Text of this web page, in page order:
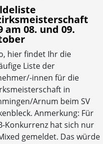
am 08. und 09.
hier findet Ihr die
Liste der
innen für die
in
Arnum beim SV
Anmerkung: Für
Konkurrenz hat sich nur
gemeldet. Das würde